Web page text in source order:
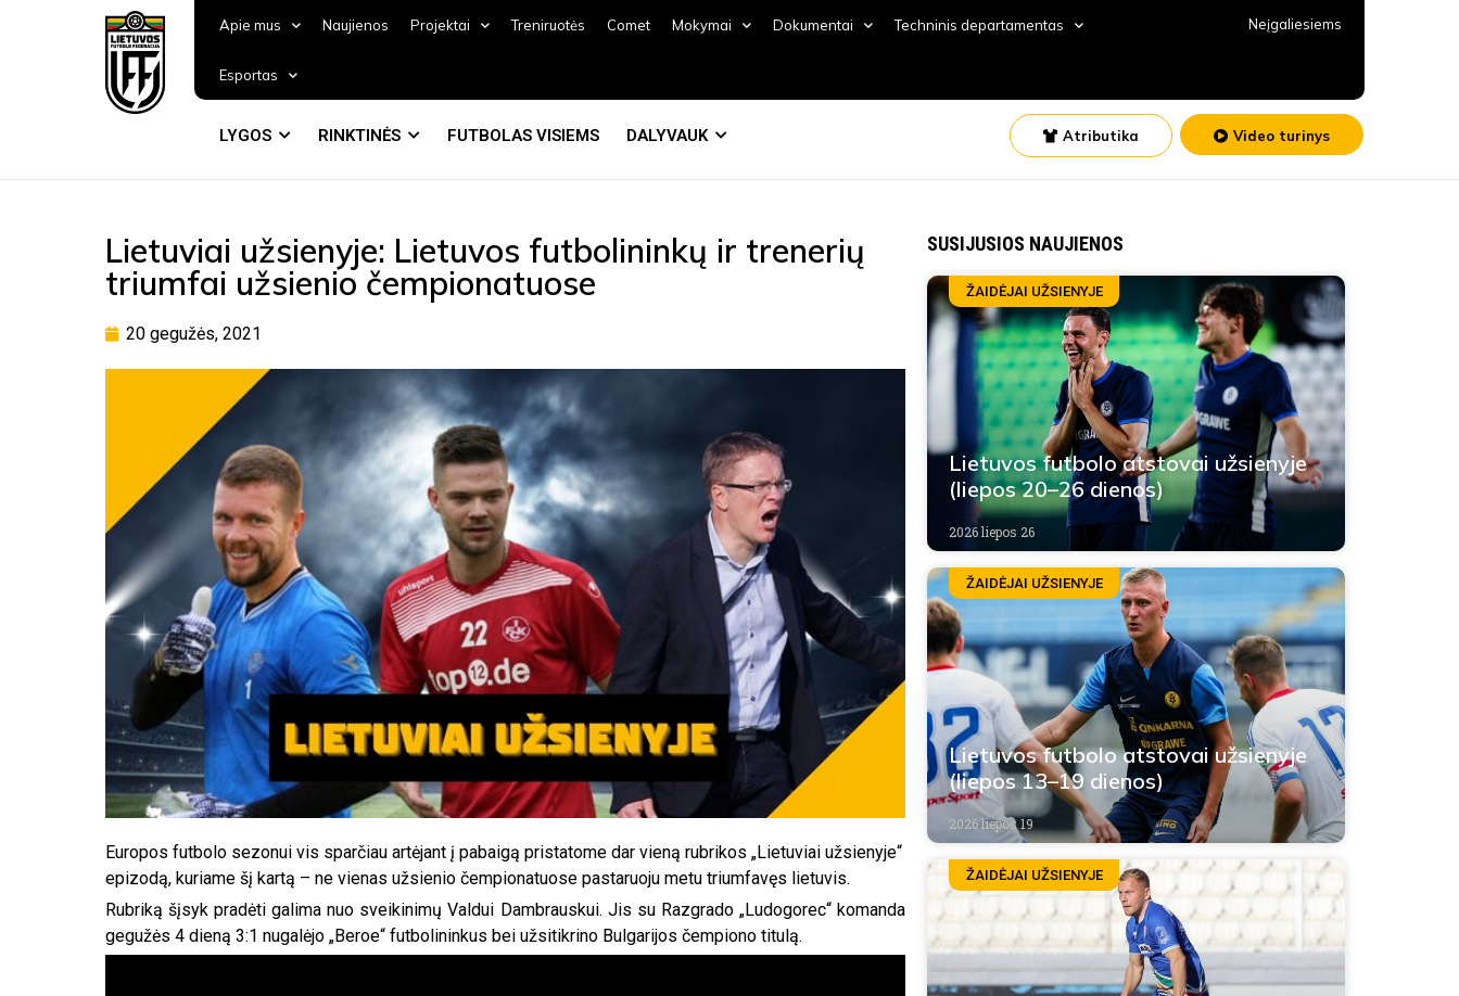
Apie mus Naujienos Projektai Treniruotės Comet Mokymai Dokumentai Techninis departamentas
Esportas
Neįgaliesiems
LYGOS RINKTINĖS FUTBOLAS VISIEMS DALYVAUK Atributika Video turinys
Lietuviai užsienyje: Lietuvos futbolininkų ir trenerių
triumfai užsienio čempionatuose
20 gegužės, 2021
Europos futbolo sezonui vis sparčiau artėjant į pabaigą pristatome dar vieną rubrikos „Lietuviai užsienyje“
epizodą, kuriame šį kartą – ne vienas užsienio čempionatuose pastaruoju metu triumfavęs lietuvis.
Rubriką šįsyk pradėti galima nuo sveikinimų Valdui Dambrauskui. Jis su Razgrado „Ludogorec“ komanda
gegužės 4 dieną 3:1 nugalėjo „Beroe“ futbolininkus bei užsitikrino Bulgarijos čempiono titulą.
SUSIJUSIOS NAUJIENOS
ŽAIDĖJAI UŽSIENYJE
Lietuvos futbolo atstovai užsienyje
(liepos 20–26 dienos)
2026 liepos 26
ŽAIDĖJAI UŽSIENYJE
Lietuvos futbolo atstovai užsienyje
(liepos 13–19 dienos)
2026 liepos 19
ŽAIDĖJAI UŽSIENYJE